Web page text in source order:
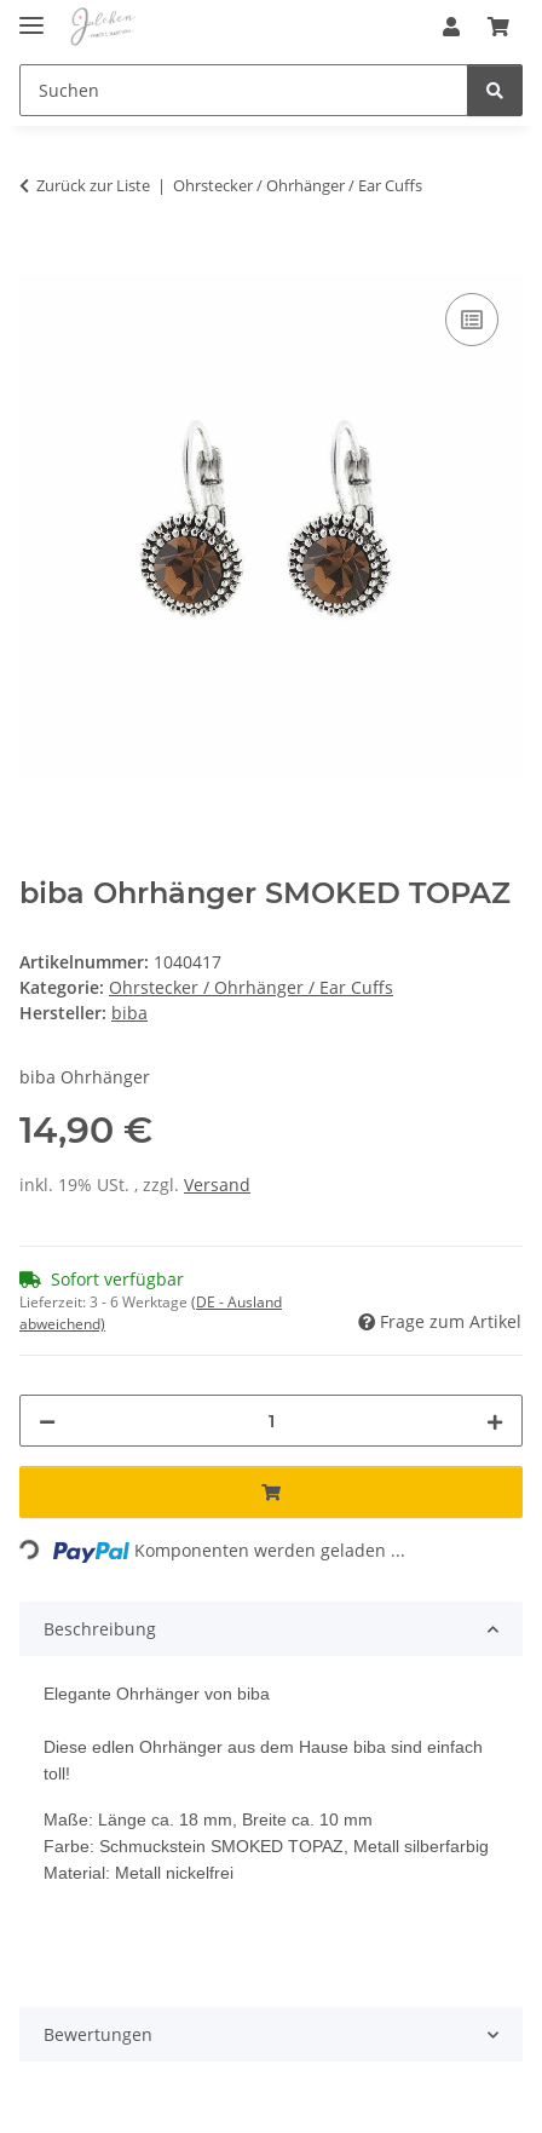
Zurück zur Liste Ohrstecker / Ohrhänger / Ear Cuffs
biba Ohrhänger SMOKED TOPAZ
Artikelnummer: 1040417
Kategorie: Ohrstecker / Ohrhänger / Ear Cuffs
Hersteller: biba
biba Ohrhänger
14,90 €
inkl. 19% USt. , zzgl. Versand
Sofort verfügbar
Lieferzeit:3 - 6 Werktage (DE - Ausland
abweichend)
Frage zum Artikel
Komponenten werden geladen ...
Beschreibung
Elegante Ohrhänger von biba
Diese edlen Ohrhänger aus dem Hause biba sind einfach
toll!
Maße: Länge ca. 18 mm, Breite ca. 10 mm
Farbe: Schmuckstein SMOKED TOPAZ, Metall silberfarbig
Material: Metall nickelfrei
Bewertungen